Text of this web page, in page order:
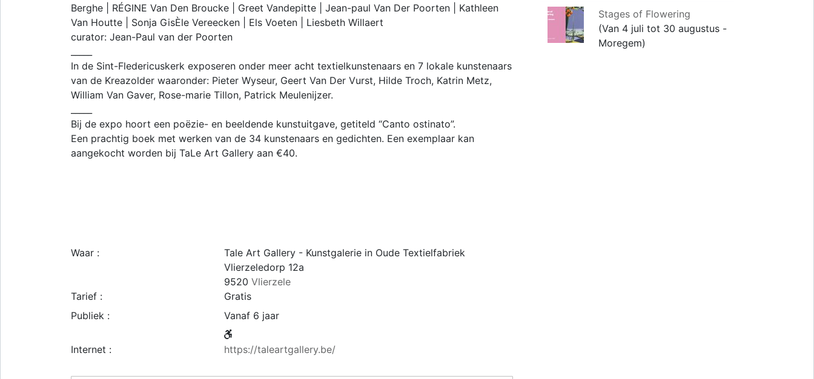
Berghe | RÉGINE Van Den Broucke | Greet Vandepitte | Jean-paul Van Der Poorten | Kathleen
Van Houtte | Sonja GisÈle Vereecken | Els Voeten | Liesbeth Willaert
curator: Jean-Paul van der Poorten
In de Sint-Fledericuskerk exposeren onder meer acht textielkunstenaars en 7 lokale kunstenaars
van de Kreazolder waaronder: Pieter Wyseur, Geert Van Der Vurst, Hilde Troch, Katrin Metz,
William Van Gaver, Rose-marie Tillon, Patrick Meulenijzer.
Bij de expo hoort een poëzie- en beeldende kunstuitgave, getiteld “Canto ostinato”.
Een prachtig boek met werken van de 34 kunstenaars en gedichten. Een exemplaar kan
aangekocht worden bij TaLe Art Gallery aan €40.
Waar :
Tale Art Gallery - Kunstgalerie in Oude Textielfabriek
Vlierzeledorp 12a
9520 Vlierzele
Tarief :
Gratis
Publiek :
Vanaf 6 jaar
Internet : https://taleartgallery.be/
Stages of Flowering
(Van 4 juli tot 30 augustus -
Moregem)